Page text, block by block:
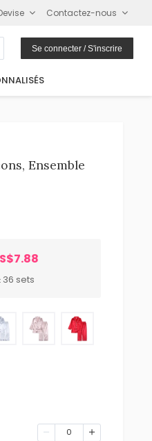
Contactez-nous
Se connecter / S'inscrire
Ensemble
36 sets
0